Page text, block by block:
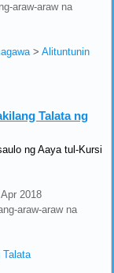
araw-araw na
> Alituntunin
Talata ng
ng Aaya tul-Kursi
2018
araw-araw na
Talata